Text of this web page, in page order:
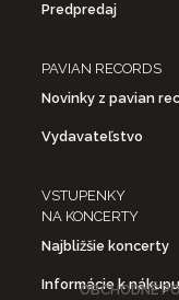
Predpredaj
PAVIAN RECORDS
Novinky z pavian
Vydavateľstvo
VSTUPENKY
NA KONCERTY
Najbližšie koncerty
Informácie k
OBCHODNÉ